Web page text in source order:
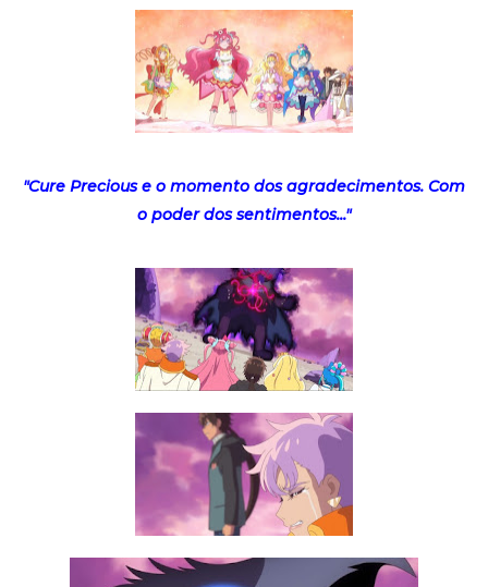
"Cure Precious e o momento dos agradecimentos. Com
o poder dos sentimentos..."